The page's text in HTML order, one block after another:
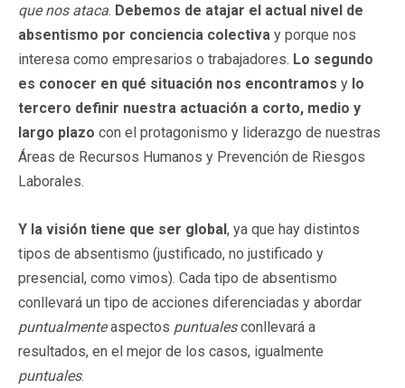
que nos ataca. Debemos de atajar el actual nivel de
absentismo por conciencia colectiva y porque nos
interesa como empresarios o trabajadores. Lo segundo
es conocer en qué situación nos encontramos y lo
tercero definir nuestra actuación a corto, medio y
largo plazo con el protagonismo y liderazgo de nuestras
Áreas de Recursos Humanos y Prevención de Riesgos
Laborales.
Y la visión tiene que ser global, ya que hay distintos
tipos de absentismo (justificado, no justificado y
presencial, como vimos). Cada tipo de absentismo
conllevará un tipo de acciones diferenciadas y abordar
puntualmenteaspectos puntualesconllevará a
resultados, en el mejor de los casos, igualmente
puntuales.